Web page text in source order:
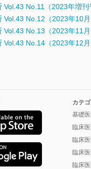
Vol.43 No.11（2023年増刊
Vol.43 No.12（2023年10月
Vol.43 No.13（2023年11月
Vol.43 No.14（2023年12月
カテ
基礎
臨床
臨床
臨床医
臨床